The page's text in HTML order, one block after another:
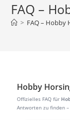
FAQ –
> FAQ – Hobby
Hobby
Offizielles FAQ für
Antworten zu finden –